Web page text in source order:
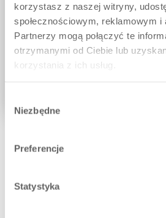
korzystasz z naszej witryny,
społecznościowym, reklamowym i
Partnerzy mogą połączyć te
otrzymanymi od Ciebie lub
korzystania z ich usług.
zgody
Niezbędne
Preferencje
Statystyka
Smart-hjem